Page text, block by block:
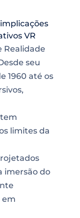
VR
Realidade
seu
1960 até os
limites da
imersão do
em